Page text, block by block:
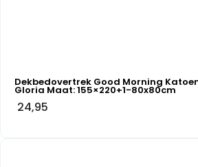
Dekbedovertrek Good Morning
Gloria Maat: 155×220+1-80x80cm
24,95